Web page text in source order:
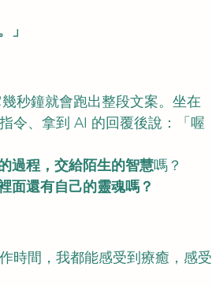
」
秒鐘就會跑出整段文案。坐在
令、拿到 AI 的回覆後說：「喔
過程，交給陌生的智慧嗎？
面還有自己的靈魂嗎？
時間，我都能感受到療癒，感受